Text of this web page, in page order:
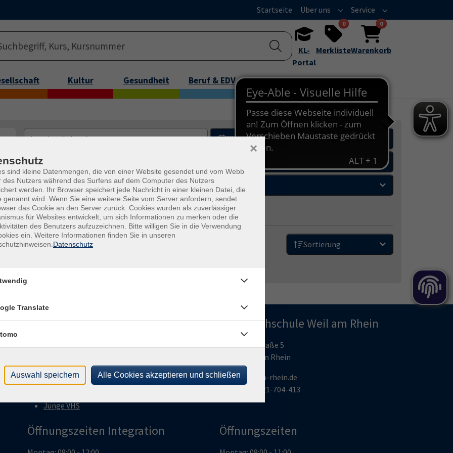
Startseite Über uns Submenu for "Über uns"
Service Submenu for
KL-
Portal
0
Merkliste
0
Warenkorb
Kultur Gesundheit Beruf & EDV Junge VHS
Wochentage
Tageszeiten
Dozenten*innen Zeitraum
nur buchbare nur beginnende
Kurse (0) Loading... Sortierung
Programm
Sprachen
Kultur
Gesundheit
Junge VHS
Volkshochschule Weil am Rhein
Humboldtstraße 5
79576 Weil am Rhein
vhs@weil-am-rhein.de
Telefon: 07621-704-413
Öffnungszeiten Integration Öffnungszeiten
sind kleine Datenmengen, die von einer Website gesendet und vom Webb
des Nutzers während des Surfens auf dem Computer des Nutzers
werden. Ihr Browser speichert jede Nachricht in einer kleinen Datei, die
genannt wird. Wenn Sie eine weitere Seite vom Server anfordern, sendet
das Cookie an den Server zurück. Cookies wurden als zuverlässiger
für Websites entwickelt, um sich Informationen zu merken oder die
des Benutzers aufzuzeichnen. Bitte willigen Sie in die Verwendung
ein. Weitere Informationen finden Sie in unseren
Datenschutz
×
Translate
Auswahl speichern Alle Cookies akzeptieren und schließen